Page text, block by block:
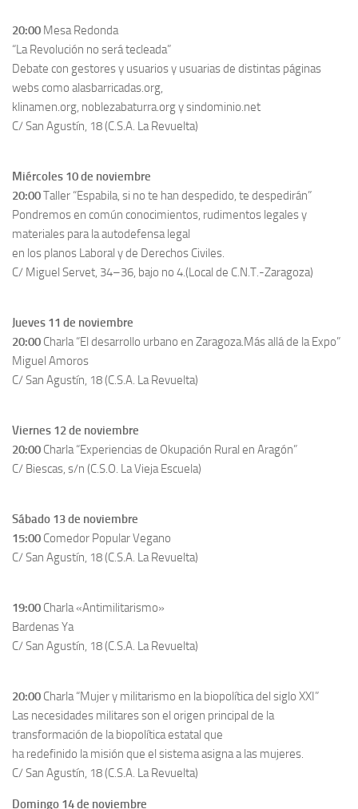
20:00 Mesa Redonda
“La Revolución no será tecleada”
Debate con gestores y usuarios y usuarias de distintas páginas
webs como alasbarricadas.org,
klinamen.org, noblezabaturra.org y sindominio.net
C/ San Agustín, 18 (C.S.A. La Revuelta)
Miércoles 10 de noviembre
20:00Taller “Espabila, si no te han despedido, te despedirán”
Pondremos en común conocimientos, rudimentos legales y
materiales para la autodefensa legal
en los planos Laboral y de Derechos Civiles.
C/ Miguel Servet, 34–36, bajo no 4.(Local de C.N.T.-Zaragoza)
Jueves 11 de noviembre
20:00 Charla “El desarrollo urbano en Zaragoza.Más allá de la Expo”
Miguel Amoros
C/ San Agustín, 18 (C.S.A. La Revuelta)
Viernes 12 de noviembre
20:00 Charla “Experiencias de Okupación Rural en Aragón”
C/ Biescas, s/n (C.S.O. La Vieja Escuela)
Sábado 13 de noviembre
15:00 Comedor Popular Vegano
C/ San Agustín, 18 (C.S.A. La Revuelta)
19:00 Charla «Antimilitarismo»
Bardenas Ya
C/ San Agustín, 18 (C.S.A. La Revuelta)
20:00 Charla “Mujer y militarismo en la biopolítica del siglo XXI”
Las necesidades militares son el origen principal de la
transformación de la biopolítica estatal que
ha redefinido la misión que el sistema asigna a las mujeres.
C/ San Agustín, 18 (C.S.A. La Revuelta)
Domingo 14 de noviembre